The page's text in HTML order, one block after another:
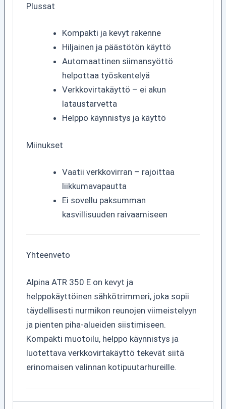
Plussat
Kompakti ja kevyt rakenne
Hiljainen ja päästötön käyttö
Automaattinen siimansyöttö
helpottaa työskentelyä
Verkkovirtakäyttö – ei akun
lataustarvetta
Helppo käynnistys ja käyttö
Miinukset
Vaatii verkkovirran – rajoittaa
liikkumavapautta
Ei sovellu paksumman
kasvillisuuden raivaamiseen
Yhteenveto
Alpina ATR 350 E on kevyt ja
helppokäyttöinen sähkötrimmeri, joka sopii
täydellisesti nurmikon reunojen viimeistelyyn
ja pienten piha-alueiden siistimiseen.
Kompakti muotoilu, helppo käynnistys ja
luotettava verkkovirtakäyttö tekevät siitä
erinomaisen valinnan kotipuutarhureille.